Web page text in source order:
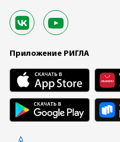
Приложение РИГЛА